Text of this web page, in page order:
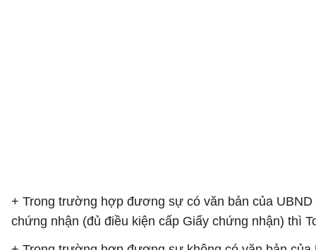
+ Trong trường hợp đương sự có văn bản của
chứng nhận (đủ điều kiện cấp Giấy chứng nhận) thì